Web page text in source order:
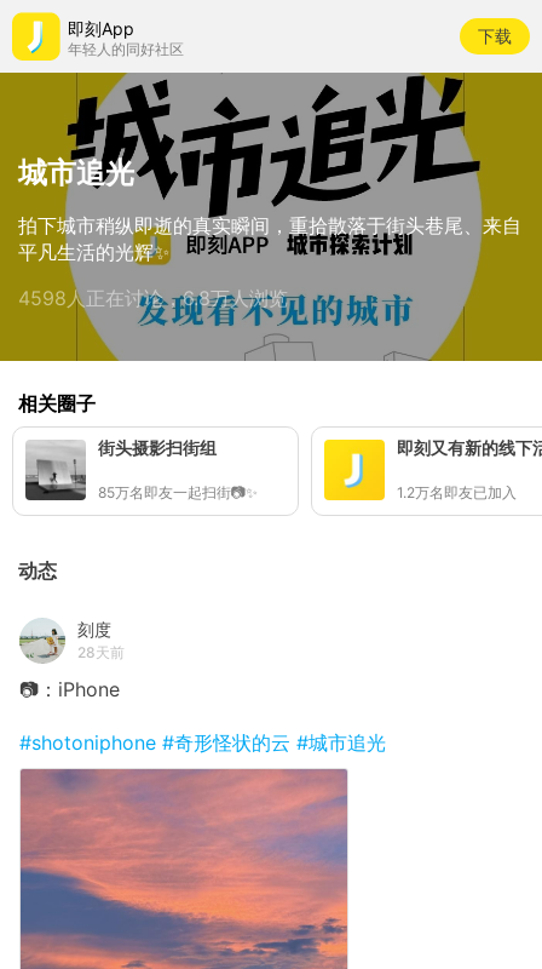
即刻App
年轻人的同好社区
下载
城市追光
拍下城市稍纵即逝的真实瞬间，重拾散落于街头巷尾、来自
平凡生活的光辉✨
4598人正在讨论，6.8万人浏览
相关圈子
街头摄影扫街组
85万名即友一起扫街📷✨
即刻又有新的线下
1.2万名即友已加入
动态
刻度
28天前
📷：iPhone
#shotoniphone #奇形怪状的云 #城市追光